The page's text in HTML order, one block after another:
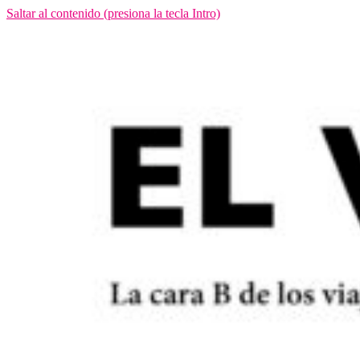
Saltar al contenido (presiona la tecla Intro)